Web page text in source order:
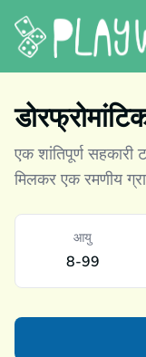
एक शांतिपूर्ण
मिलकर एक रमणीय
आयु
8-99